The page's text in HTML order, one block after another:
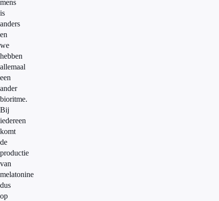
mens
is
anders
en
we
hebben
allemaal
een
ander
bioritme.
Bij
iedereen
komt
de
productie
van
melatonine
dus
op